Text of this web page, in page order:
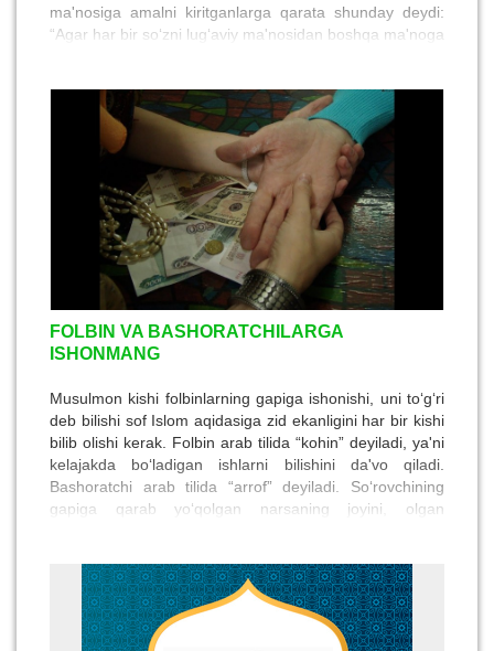
ma'nosiga amalni kiritganlarga qarata shunday deydi:
“Agar har bir so‘zni lug‘aviy ma'nosidan boshqa ma'noga
buzilib ketardi”. Shuningdek, alloma “Bahrul-kalom”
nomli asarida amalning imon shartiga kirmasligiga
quyidagi “Ibrohim” surasi 31-oyatini dalil sifatida keltiradi:
FOLBIN VA BASHORATCHILARGA
ISHONMANG
Musulmon kishi folbinlarning gapiga ishonishi, uni to‘g‘ri
deb bilishi sof Islom aqidasiga zid ekanligini har bir kishi
bilib olishi kerak. Folbin arab tilida “kohin” deyiladi, ya'ni
kelajakda bo‘ladigan ishlarni bilishini da'vo qiladi.
Bashoratchi arab tilida “arrof” deyiladi. So‘rovchining
gapiga qarab yo‘qolgan narsaning joyini, olgan
hadisda Payg‘ambarimiz sollalohu alayhi va sallam
shunday deganlar: “Kim folbinga borsa va uning aytgan
gapiga ishonsa Muhammad sollalohu alayhi vasallamga
nozil qilingan narsaga kofir bo‘libdi”. Imom Buxoriyning